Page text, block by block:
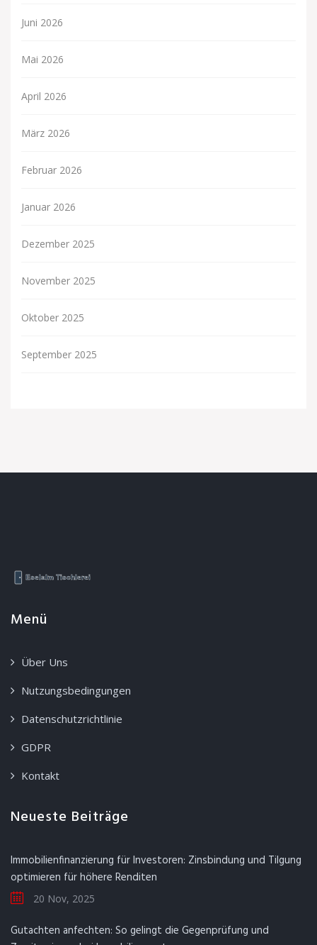
Juni 2026
Mai 2026
April 2026
März 2026
Februar 2026
Januar 2026
Dezember 2025
November 2025
Oktober 2025
September 2025
Menü
Über Uns
Nutzungsbedingungen
Datenschutzrichtlinie
GDPR
Kontakt
Neueste Beiträge
Immobilienfinanzierung für Investoren: Zinsbindung und Tilgung
optimieren für höhere Renditen
20 Nov, 2025
Gutachten anfechten: So gelingt die Gegenprüfung und